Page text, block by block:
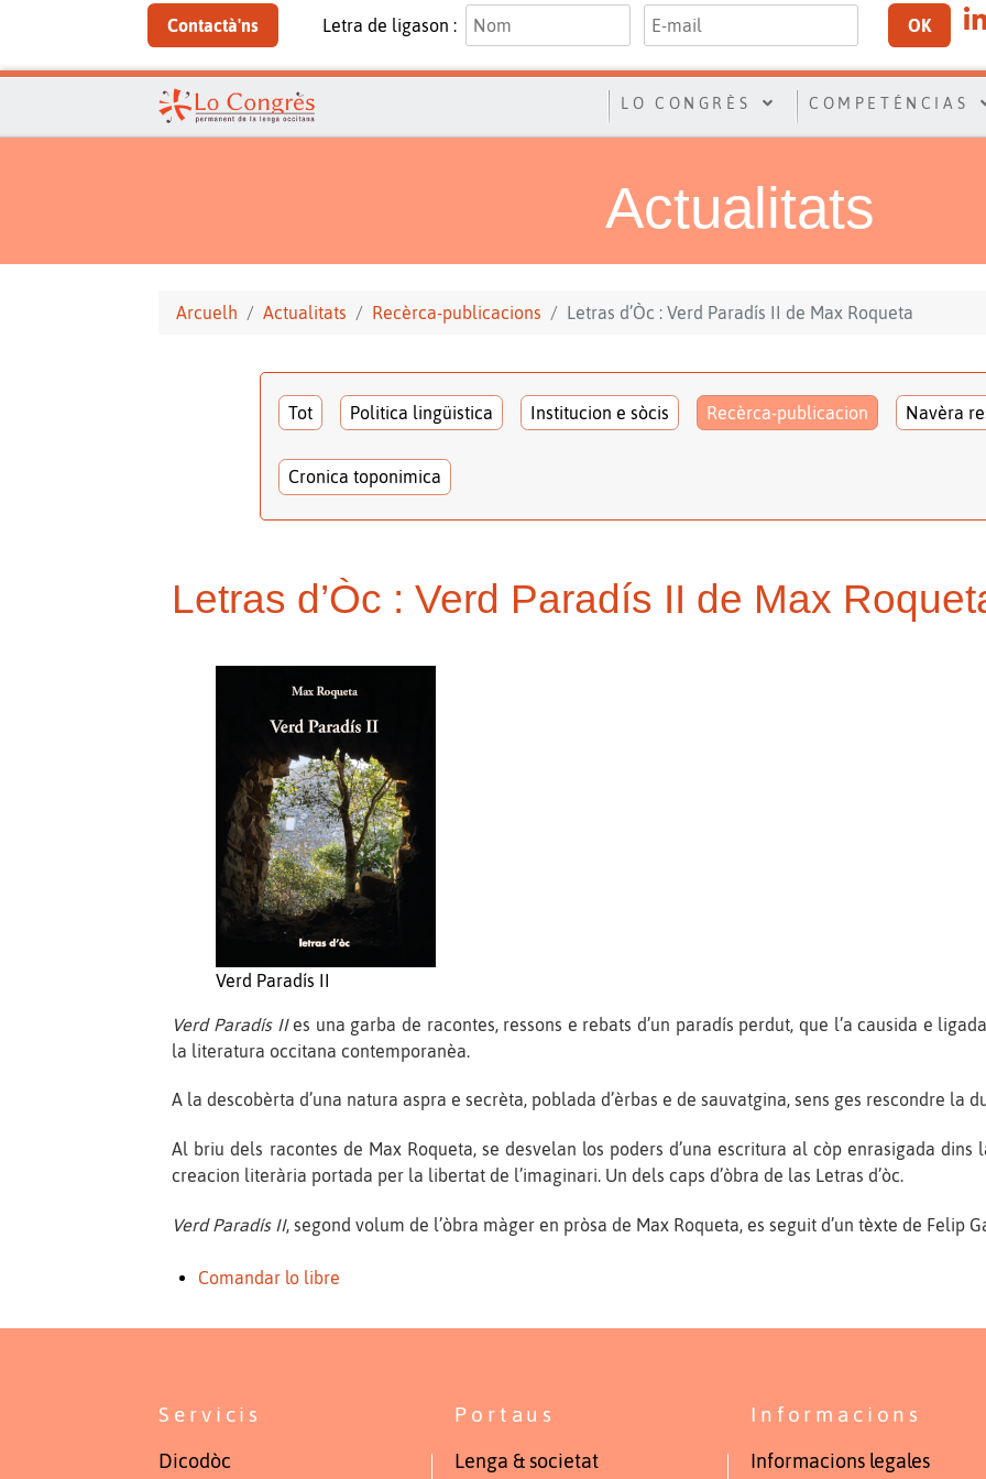
Contactà'ns Letra de ligason : OK
LO CONGRÈS COMPETÉNCIAS
Actualitats
Arcuelh Actualitats Recèrca-publicacions Letras d’Òc : Verd Paradís II de Max Roqueta
Tot Politica lingüistica Institucion e sòcis Recèrca-publicacion Navèra
Cronica toponimica
Letras d’Òc : Verd Paradís II de Max
Verd Paradís II
Verd Paradís IIes una garba de racontes, ressons e rebats d’un paradís perdut, que l’a causida e
la literatura occitana contemporanèa.
A la descobèrta d’una natura aspra e secrèta, poblada d’èrbas e de sauvatgina, sens ges rescondre la
Al briu dels racontes de Max Roqueta, se desvelan los poders d’una escritura al còp enrasigada
creacion literària portada per la libertat de l’imaginari. Un dels caps d’òbra de las Letras d’òc.
Verd Paradís II, segond volum de l’òbra màger en pròsa de Max Roqueta, es seguit d’un tèxte de Felip
Comandar lo libre
Servicis
Dicodòc
Portaus
Lenga & societat
Informacions
Informacions legales